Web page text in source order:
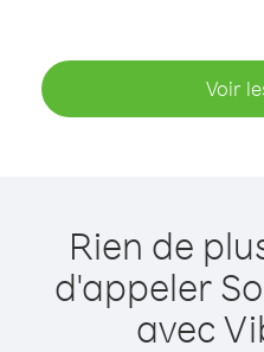
Voir
Rien de
d'appeler
avec